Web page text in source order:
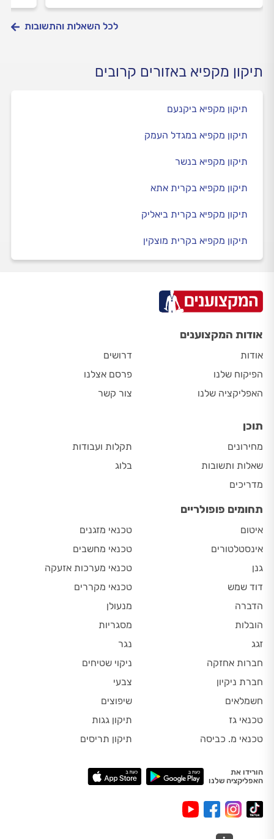
לכל השאלות והתשובות
תיקון מקפיא באזורים קרובים
תיקון מקפיא ביקנעם
תיקון מקפיא במגדל העמק
תיקון מקפיא בנשר
תיקון מקפיא בקרית אתא
תיקון מקפיא בקרית ביאליק
תיקון מקפיא בקרית מוצקין
אודות המקצוענים
אודות
הפיקוח שלנו
האפליקציה שלנו
דרושים
פרסם אצלנו
צור קשר
תוכן
מחירונים
שאלות ותשובות
מדריכים
תקלות ועבודות
בלוג
תחומים פופולריים
איטום
אינסטלטורים
גנן
דוד שמש
הדברה
הובלות
זגג
חברות אחזקה
חברת ניקיון
חשמלאים
טכנאי גז
טכנאי מ. כביסה
טכנאי מזגנים
טכנאי מחשבים
טכנאי מערכות אזעקה
טכנאי מקררים
מנעולן
מסגריות
נגר
ניקוי שטיחים
צבעי
שיפוצים
תיקון גגות
תיקון תריסים
הורידו את
האפליקציה שלנו